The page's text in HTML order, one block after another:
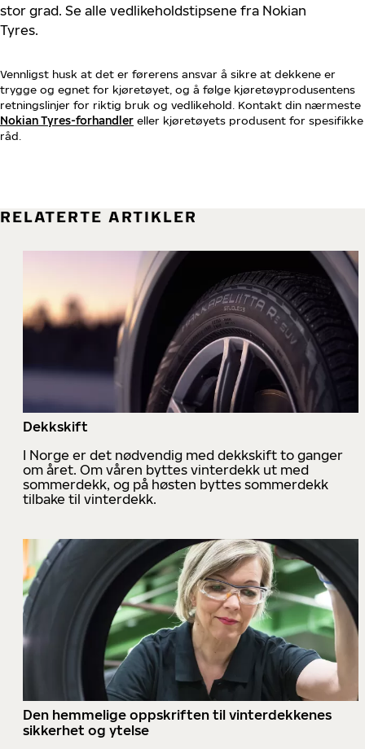
stor grad. Se alle vedlikeholdstipsene fra Nokian
Tyres.
Vennligst husk at det er førerens ansvar å sikre at dekkene er
trygge og egnet for kjøretøyet, og å følge kjøretøyprodusentens
retningslinjer for riktig bruk og vedlikehold. Kontakt din nærmeste
Nokian Tyres-forhandler eller kjøretøyets produsent for spesifikke
råd.
RELATERTE ARTIKLER
Dekkskift
I Norge er det nødvendig med dekkskift to ganger
om året. Om våren byttes vinterdekk ut med
sommerdekk, og på høsten byttes sommerdekk
tilbake til vinterdekk.
Den hemmelige oppskriften til vinterdekkenes
sikkerhet og ytelse